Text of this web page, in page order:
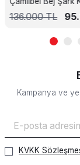
136.000TL
Kampanya ve
KVKK